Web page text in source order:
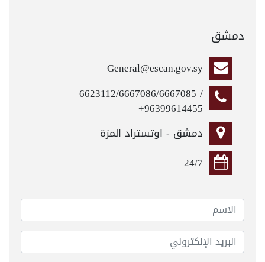
دمشق
General@escan.gov.sy
6623112/6667086/6667085 /
+96399614455
دمشق - اوتستراد المزة
24/7